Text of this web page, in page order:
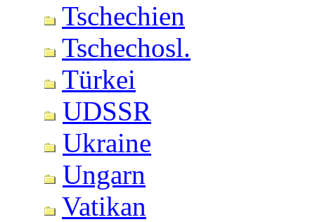
Tschechien
Tschechosl.
Türkei
UDSSR
Ukraine
Ungarn
Vatikan